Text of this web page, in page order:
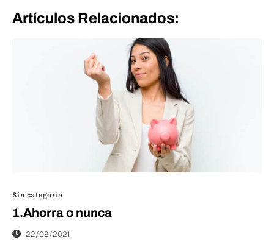
Artículos Relacionados:
Sin categoría
1.Ahorra o nunca
22/09/2021